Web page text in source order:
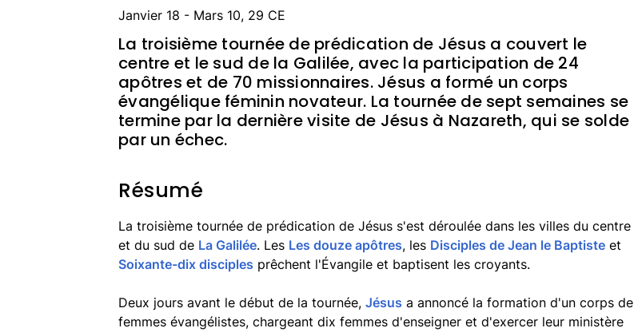
Janvier 18 - Mars 10, 29 CE
La troisième tournée de prédication de Jésus a couvert le
centre et le sud de la Galilée, avec la participation de 24
apôtres et de 70 missionnaires. Jésus a formé un corps
évangélique féminin novateur. La tournée de sept semaines se
termine par la dernière visite de Jésus à Nazareth, qui se solde
par un échec.
Résumé
La troisième tournée de prédication de Jésus s'est déroulée dans les villes du centre
et du sud de La Galilée. Les Les douze apôtres, les Disciples de Jean le Baptiste et
Soixante-dix disciples prêchent l'Évangile et baptisent les croyants.
Deux jours avant le début de la tournée, Jésus a annoncé la formation d'un corps de
femmes évangélistes, chargeant dix femmes d'enseigner et d'exercer leur ministère